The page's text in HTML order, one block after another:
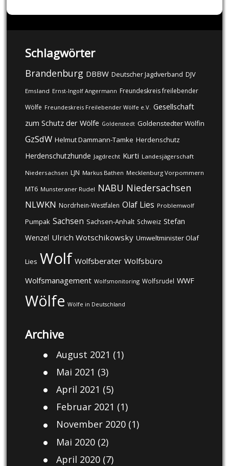
navigation
Schlagwörter
Brandenburg DBBW Deutscher Jagdverband DJV
Emsland Ernst-Ingolf Angermann Freundeskreis freilebender
Wölfe Freundeskreis Freilebender Wölfe e.V. Gesellschaft
zum Schutz der Wölfe Goldenstedt Goldenstedter Wölfin
GzSdW Helmut Dammann-Tamke Herdenschutz
Herdenschutzhunde Jagdrecht Kurti Landesjägerschaft
Niedersachsen LJN Markus Bathen Mecklenburg Vorpommern
MT6 Munsteraner Rudel NABU Niedersachsen
NLWKN Nordrhein-Westfalen Olaf Lies Problemwolf
Pumpak Sachsen Sachsen-Anhalt Schweiz Stefan
Wenzel Ulrich Wotschikowsky Umweltminister Olaf
Lies Wolf Wolfsberater Wolfsbüro
Wolfsmanagement Wolfsmonitoring Wolfsrudel WWF
Wölfe Wölfe in Deutschland
Archive
August 2021 (1)
Mai 2021 (3)
April 2021 (5)
Februar 2021 (1)
November 2020(1)
Mai 2020(2)
April 2020(7)